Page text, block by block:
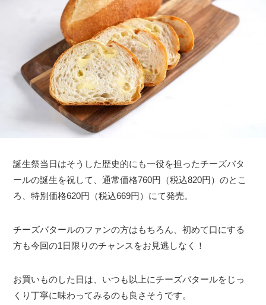
誕生祭当日はそうした歴史的にも一役を担ったチーズバタ
ールの誕生を祝して、通常価格760円（税込820円）のとこ
ろ、特別価格620円（税込669円）にて発売。
チーズバタールのファンの方はもちろん、初めて口にする
方も今回の1日限りのチャンスをお見逃しなく！
お買いものした日は、いつも以上にチーズバタールをじっ
くり丁寧に味わってみるのも良さそうです。